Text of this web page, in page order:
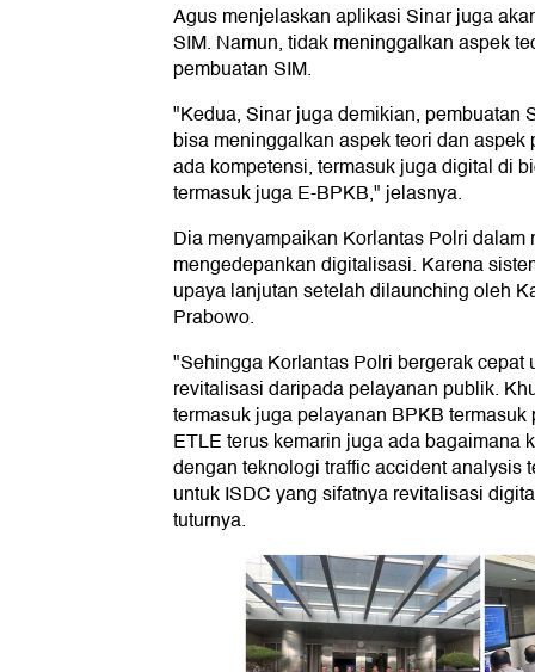
Agus menjelaskan aplikasi Sinar juga
SIM. Namun, tidak meninggalkan aspek
pembuatan SIM.
"Kedua, Sinar juga demikian, pembuatan
bisa meninggalkan aspek teori dan
ada kompetensi, termasuk juga digital di
termasuk juga E-BPKB," jelasnya.
Dia menyampaikan Korlantas Polri
mengedepankan digitalisasi. Karena
upaya lanjutan setelah dilaunching oleh
Prabowo.
"Sehingga Korlantas Polri bergerak cepat
revitalisasi daripada pelayanan publik.
termasuk juga pelayanan BPKB
ETLE terus kemarin juga ada bagaimana
dengan teknologi traffic accident analysis
untuk ISDC yang sifatnya revitalisasi
tuturnya.